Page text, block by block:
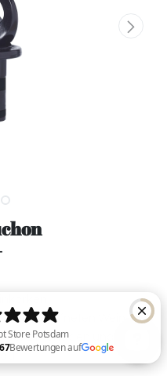
alle geöffneten Wein- und
Limonaden und